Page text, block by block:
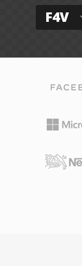
F4V